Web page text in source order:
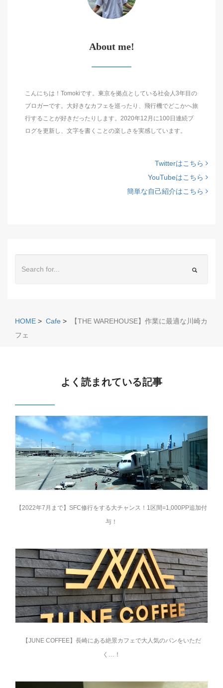
About me!
こんにちは！Tomokiです。東京を拠点としている社会人3年目の
ブロガーです。大好きなカフェを巡ったり、飛行機でどこかへ旅
行することが好きだったりします。2020年12月に100日連続ブ
ログを更新し、文字を書くことの楽しさを実感しています。
Twitterはこちら
YouTubeはこちら
簡単な自己紹介はこちら
HOME > Cafe >
【THE WAREHOUSE】作業に最適な川崎カ
フェ
よく読まれている記事
【2022年7月まで】SFC修行をする大チャンス！1区間=1,000PP追加付
与！
【JUNE COFFEE】長崎にある絶景カフェで大人気のパンをいただ
く…！